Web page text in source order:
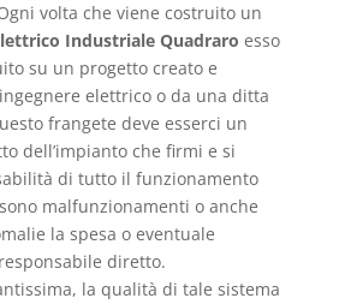
volta che viene costruito un
Industriale Quadraro esso
su un progetto creato e
elettrico o da una ditta
frangete deve esserci un
dell’impianto che firmi e si
di tutto il funzionamento
malfunzionamenti o anche
la spesa o eventuale
diretto.
la qualità di tale sistema